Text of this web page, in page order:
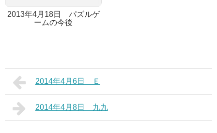
2013年4月18日 パズルゲ
ームの今後
2014年4月6日 Ｅ
2014年4月8日 九九